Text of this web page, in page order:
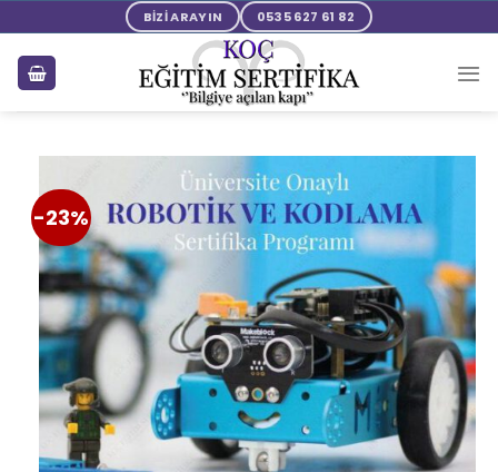
BİZİ ARAYIN 0535 627 61 82
-23%